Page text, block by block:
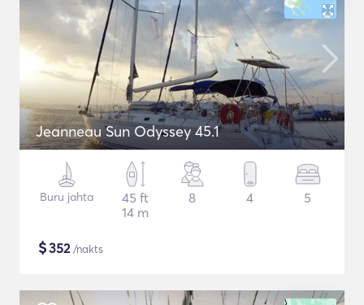
Jeanneau Sun Odyssey 45.1
Buru jahta
45 ft
14 m
8 4 5
$352/nakts